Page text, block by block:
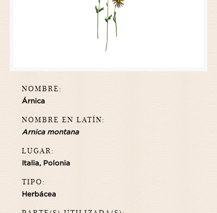
NOMBRE:
Árnica
NOMBRE EN LATÍN:
Arnica montana
LUGAR:
Italia, Polonia
TIPO:
Herbácea